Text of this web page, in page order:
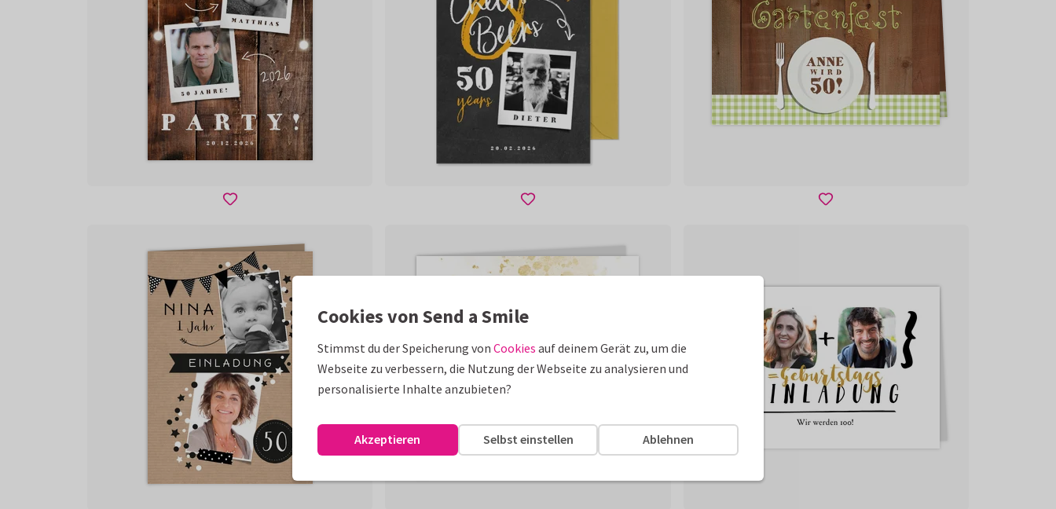
Cookies von Send a Smile
Stimmst du der Speicherung von Cookies auf deinem Gerät zu, um die
Webseite zu verbessern, die Nutzung der Webseite zu analysieren und
personalisierte Inhalte anzubieten?
Ablehnen
Selbst einstellen
Akzeptieren